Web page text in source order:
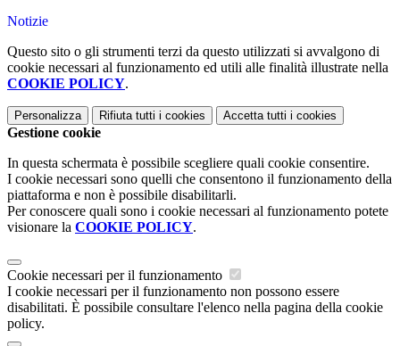
Notizie
Questo sito o gli strumenti terzi da questo utilizzati si avvalgono di
cookie necessari al funzionamento ed utili alle finalità illustrate nella
COOKIE POLICY.
Personalizza Rifiuta tutti i cookies Accetta tutti i cookies
Gestione cookie
In questa schermata è possibile scegliere quali cookie consentire.
I cookie necessari sono quelli che consentono il funzionamento della
piattaforma e non è possibile disabilitarli.
Per conoscere quali sono i cookie necessari al funzionamento potete
visionare la COOKIE POLICY.
Cookie necessari per il funzionamento
I cookie necessari per il funzionamento non possono essere
disabilitati. È possibile consultare l'elenco nella pagina della cookie
policy.